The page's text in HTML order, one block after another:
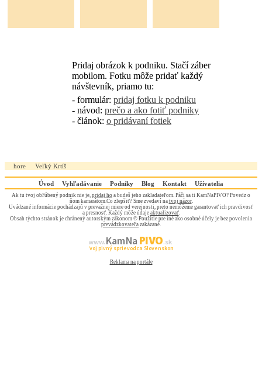
Pridaj obrázok k podniku. Stačí záber
mobilom. Fotku môže pridať každý
návštevník, priamo tu:
- formulár: pridaj fotku k podniku
- návod: prečo a ako fotiť podniky
- článok: o pridávaní fotiek
hore Veľký Krtíš
Úvod Vyhľadávanie Podniky Blog Kontakt Užívatelia
Ak tu tvoj obľúbený podnik nie je, pridaj ho a budeš jeho zakladateľom. Páči sa ti KamNaPIVO? Povedz o
ňom kamarátom.Čo zlepšiť? Sme zvedaví na tvoj názor.
Uvádzané informácie pochádzajú v prevažnej miere od verejnosti, preto nemôžeme garantovať ich pravdivosť
a presnosť. Každý môže údaje aktualizovať.
Obsah týchto stránok je chránený autorským zákonom © Použitie pre iné ako osobné účely je bez povolenia
prevádzkovateľa zakázané.
www.Kam Na PIVO.sk
Tvoj pivný sprievodca Slovenskom
Reklama na portále